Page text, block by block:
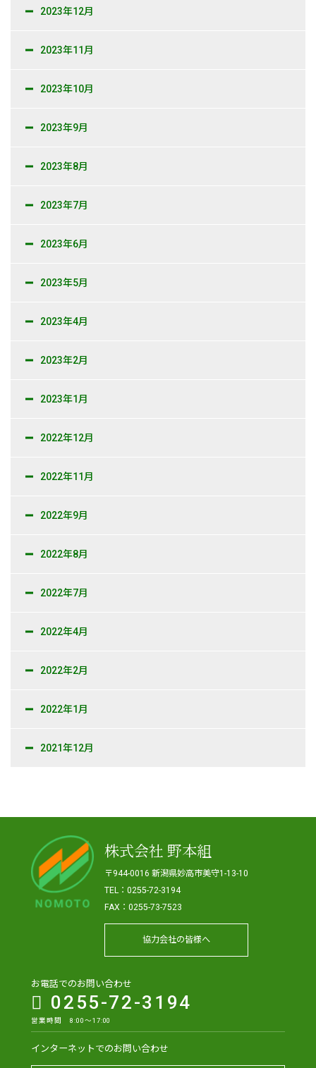
2023年12月
2023年11月
2023年10月
2023年9月
2023年8月
2023年7月
2023年6月
2023年5月
2023年4月
2023年2月
2023年1月
2022年12月
2022年11月
2022年9月
2022年8月
2022年7月
2022年4月
2022年2月
2022年1月
2021年12月
株式会社 野本組
〒944-0016 新潟県妙高市美守1-13-10
TEL：0255-72-3194
FAX：0255-73-7523
協力会社の皆様へ
お電話でのお問い合わせ
0255-72-3194
営業時間 8:00～17:00
インターネットでのお問い合わせ